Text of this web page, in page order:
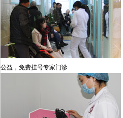
公益，免费挂号专家门诊